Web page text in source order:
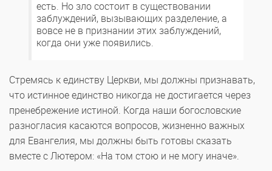
есть. Но зло состоит в существовании
заблуждений, вызывающих разделение, а
вовсе не в признании этих заблуждений,
когда они уже появились.
Стремясь к единству Церкви, мы должны признавать,
что истинное единство никогда не достигается через
пренебрежение истиной. Когда наши богословские
разногласия касаются вопросов, жизненно важных
для Евангелия, мы должны быть готовы сказать
вместе с Лютером: «На том стою и не могу иначе».